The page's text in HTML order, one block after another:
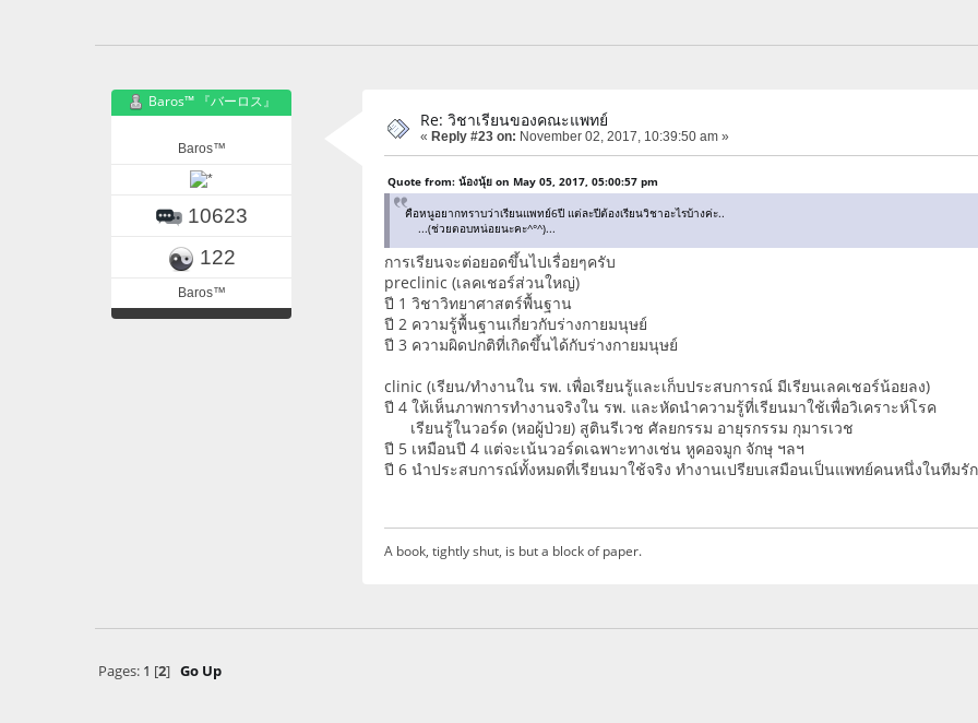
Baros™ 『バーロス』
Baros™
10623
122
Baros™
Re: วิชาเรียนของคณะแพทย์
« Reply #23 on: November 02, 2017, 10:39:50 am »
Quote from: น้องนุ้ย on May 05, 2017, 05:00:57 pm
คือหนูอยากทราบว่าเรียนแพทย์6ปี แต่ละปีต้องเรียนวิชาอะไรบ้างค่ะ..
...(ช่วยตอบหน่อยนะคะ^°^)...
การเรียนจะต่อยอดขึ้นไปเรื่อยๆครับ
preclinic (เลคเชอร์ส่วนใหญ่)
ปี 1 วิชาวิทยาศาสตร์พื้นฐาน
ปี 2 ความรู้พื้นฐานเกี่ยวกับร่างกายมนุษย์
ปี 3 ความผิดปกติที่เกิดขึ้นได้กับร่างกายมนุษย์
clinic (เรียน/ทำงานใน รพ. เพื่อเรียนรู้และเก็บประสบการณ์ มีเรียนเลคเชอร์น้อยลง)
ปี 4 ให้เห็นภาพการทำงานจริงใน รพ. และหัดนำความรู้ที่เรียนมาใช้เพื่อวิเคราะห์โรค
เรียนรู้ในวอร์ด (หอผู้ป่วย) สูตินรีเวช ศัลยกรรม อายุรกรรม กุมารเวช
ปี 5 เหมือนปี 4 แต่จะเน้นวอร์ดเฉพาะทางเช่น หูคอจมูก จักษุ ฯลฯ
ปี 6 นำประสบการณ์ทั้งหมดที่เรียนมาใช้จริง ทำงานเปรียบเสมือนเป็นแพทย์คนหนึ่งในทีมรั
A book, tightly shut, is but a block of paper.
Pages: 1 [2] Go Up